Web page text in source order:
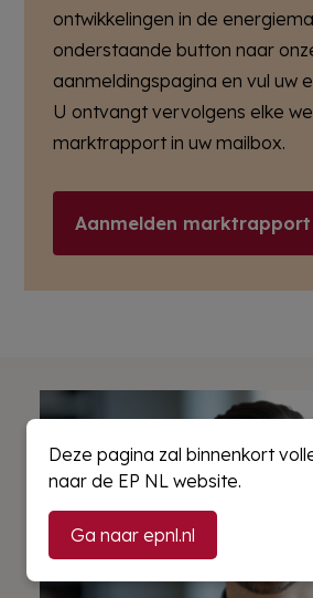
ontwikkelingen in de
onderstaande button naar
aanmeldingspagina en vul uw
U ontvangt vervolgens elke
marktrapport in uw mailbox.
Aanmelden marktrapport
Deze pagina zal binnenkort
naar de EP NL website.
Ga naar epnl.nl